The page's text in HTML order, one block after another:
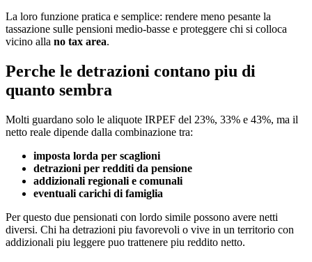
La loro funzione pratica e semplice: rendere meno pesante la
tassazione sulle pensioni medio-basse e proteggere chi si colloca
vicino alla no tax area.
Perche le detrazioni contano piu di
quanto sembra
Molti guardano solo le aliquote IRPEF del 23%, 33% e 43%, ma il
netto reale dipende dalla combinazione tra:
imposta lorda per scaglioni
detrazioni per redditi da pensione
addizionali regionali e comunali
eventuali carichi di famiglia
Per questo due pensionati con lordo simile possono avere netti
diversi. Chi ha detrazioni piu favorevoli o vive in un territorio con
addizionali piu leggere puo trattenere piu reddito netto.